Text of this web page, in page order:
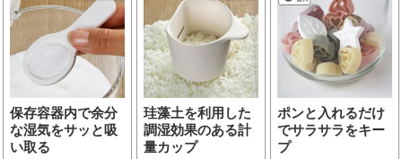
保存容器内で余分
な湿気をサッと吸
い取る
珪藻土を利用した
調湿効果のある計
量カップ
ポンと入れるだけ
でサラサラをキー
プ